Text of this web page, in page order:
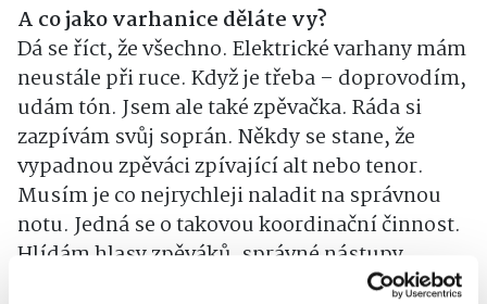
A co jako varhanice děláte vy?
Dá se říct, že všechno. Elektrické varhany mám
neustále při ruce. Když je třeba – doprovodím,
udám tón. Jsem ale také zpěvačka. Ráda si
zazpívám svůj soprán. Někdy se stane, že
vypadnou zpěváci zpívající alt nebo tenor.
Musím je co nejrychleji naladit na správnou
notu. Jedná se o takovou koordinační činnost.
Hlídám hlasy zpěváků, správné nástupy,
výslovnost, držení rytmu a dynamiky.